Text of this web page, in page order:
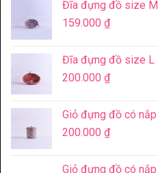
Đĩa đựng đồ size M
159.000 ₫
Đĩa đựng đồ size L
200.000 ₫
Giỏ đựng đồ có
200.000 ₫
Giỏ đựng đồ có